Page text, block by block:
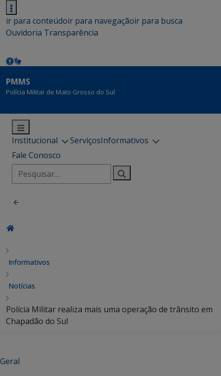
ir para conteúdoir para navegaçãoir para busca
Ouvidoria Transparência
PMMS
Polícia Militar de Mato Grosso do Sul
Institucional ServiçosInformativos
Fale Conosco
Pesquisar
por:
Informativos
Notícias
Polícia Militar realiza mais uma operação de trânsito em
Chapadão do Sul
Geral